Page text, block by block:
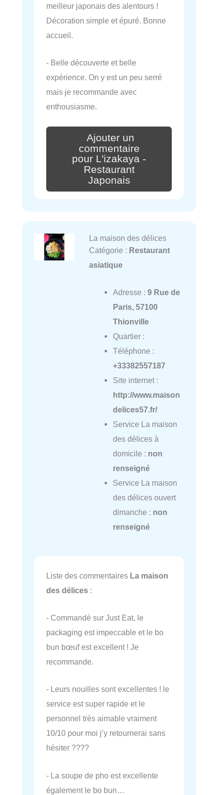
meilleur japonais des alentours !
Décoration simple et épuré. Bonne
accueil.
- Belle découverte et belle
expérience. On y est un peu serré
mais je recommande avec
enthousiasme.
Ajouter un
commentaire
pour L'izakaya -
Restaurant
Japonais
La maison des délices
Catégorie : Restaurant
asiatique
Adresse : 9 Rue de
Paris, 57100
Thionville
Quartier :
Téléphone :
+33382557187
Site internet :
http://www.maison
delices57.fr/
Service La maison
des délices à
domicile : non
renseigné
Service La maison
des délices ouvert
dimanche : non
renseigné
Liste des commentaires La maison
des délices :
- Commandé sur Just Eat, le
packaging est impeccable et le bo
bun bœuf est excellent ! Je
recommande.
- Leurs nouilles sont excellentes ! le
service est super rapide et le
personnel très aimable vraiment
10/10 pour moi j’y retournerai sans
hésiter ????
- La soupe de pho est excellente
également le bo bun…